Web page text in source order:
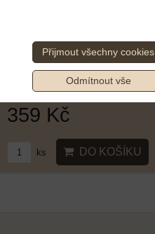
359 Kč
ks DO KOŠÍKU
Přijmout všechny cookies
Odmítnout vše